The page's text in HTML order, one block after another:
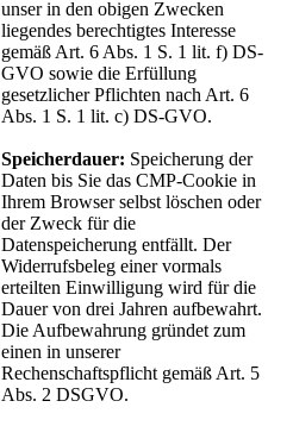
unser in den obigen Zwecken
liegendes berechtigtes Interesse
gemäß Art. 6 Abs. 1 S. 1 lit. f) DS-
GVO sowie die Erfüllung
gesetzlicher Pflichten nach Art. 6
Abs. 1 S. 1 lit. c) DS-GVO.
Speicherdauer: Speicherung der
Daten bis Sie das CMP-Cookie in
Ihrem Browser selbst löschen oder
der Zweck für die
Datenspeicherung entfällt. Der
Widerrufsbeleg einer vormals
erteilten Einwilligung wird für die
Dauer von drei Jahren aufbewahrt.
Die Aufbewahrung gründet zum
einen in unserer
Rechenschaftspflicht gemäß Art. 5
Abs. 2 DSGVO.